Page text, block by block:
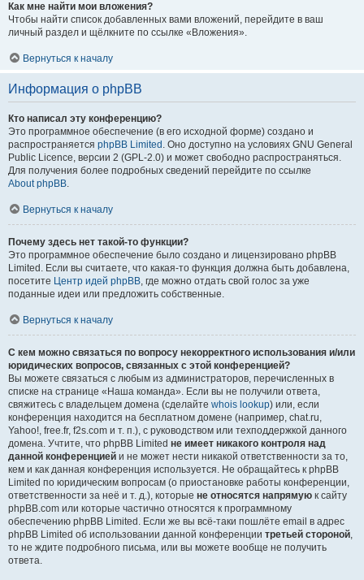
Как мне найти мои вложения?
Чтобы найти список добавленных вами вложений, перейдите в ваш
личный раздел и щёлкните по ссылке «Вложения».
Вернуться к началу
Информация о phpBB
Кто написал эту конференцию?
Это программное обеспечение (в его исходной форме) создано и
распространяется phpBB Limited . Оно доступно на условиях GNU General
Public Licence, версии 2 (GPL-2.0) и может свободно распространяться.
Для получения более подробных сведений перейдите по ссылке
About phpBB.
Вернуться к началу
Почему здесь нет такой-то функции?
Это программное обеспечение было создано и лицензировано phpBB
Limited. Если вы считаете, что какая-то функция должна быть добавлена,
посетите Центр идей phpBB, где можно отдать свой голос за уже
поданные идеи или предложить собственные.
Вернуться к началу
С кем можно связаться по вопросу некорректного использования и/или
юридических вопросов, связанных с этой конференцией?
Вы можете связаться с любым из администраторов, перечисленных в
списке на странице «Наша команда». Если вы не получили ответа,
свяжитесь с владельцем домена (сделайте whois lookup) или, если
конференция находится на бесплатном домене (например, chat.ru,
Yahoo!, free.fr, f2s.com и т. п.), с руководством или техподдержкой данного
домена. Учтите, что phpBB Limited не имеет никакого контроля над
данной конференцией и не может нести никакой ответственности за то,
кем и как данная конференция используется. Не обращайтесь к phpBB
Limited по юридическим вопросам (о приостановке работы конференции,
ответственности за неё и т. д.), которые не относятся напрямую к сайту
phpBB.com или которые частично относятся к программному
обеспечению phpBB Limited. Если же вы всё-таки пошлёте email в адрес
phpBB Limited об использовании данной конференции третьей стороной,
то не ждите подробного письма, или вы можете вообще не получить
ответа.